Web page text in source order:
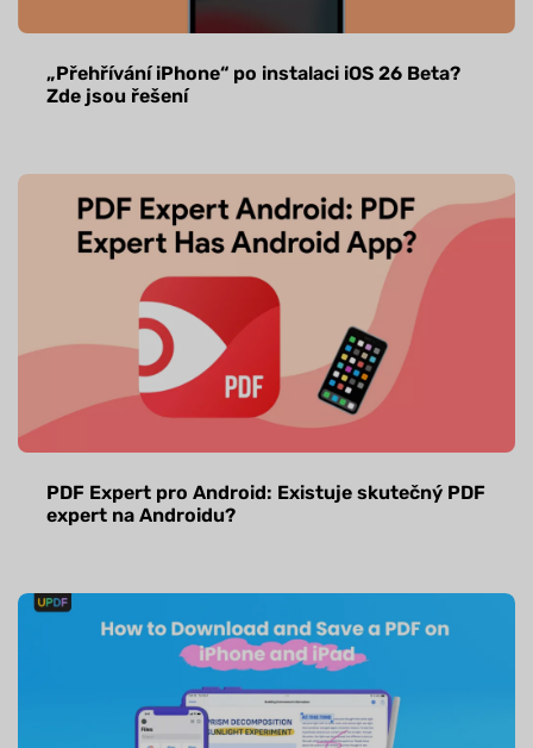
„Přehřívání iPhone“ po instalaci iOS 26 Beta?
Zde jsou řešení
PDF Expert pro Android: Existuje skutečný PDF
expert na Androidu?